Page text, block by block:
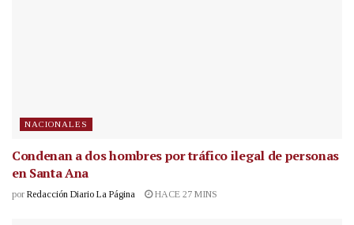
NACIONALES
Condenan a dos hombres por tráfico ilegal de personas
en Santa Ana
por Redacción Diario La Página HACE 27 MINS